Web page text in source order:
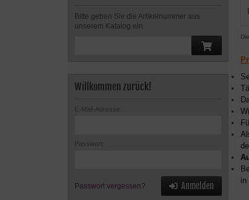
in
Bitte geben Sie die Artikelnummer aus
unserem Katalog ein.
Willkommen zurück!
E-Mail-Adresse:
Passwort:
Passwort vergessen? Anmelden